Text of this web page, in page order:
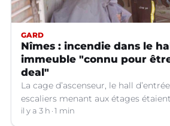
GARD
Nîmes : incendie dans le
immeuble "connu pour
deal"
La cage d’ascenseur, le hall
escaliers menant aux étages
il y a 3 h 1 min